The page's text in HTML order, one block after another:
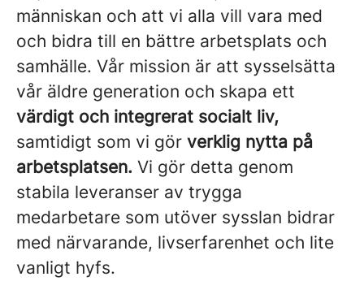
människan och att vi alla vill vara med
och bidra till en bättre arbetsplats och
samhälle. Vår mission är att sysselsätta
vår äldre generation och skapa ett
värdigt och integrerat socialt liv,
samtidigt som vi gör verklig nytta på
arbetsplatsen. Vi gör detta genom
stabila leveranser av trygga
medarbetare som utöver sysslan bidrar
med närvarande, livserfarenhet och lite
vanligt hyfs.